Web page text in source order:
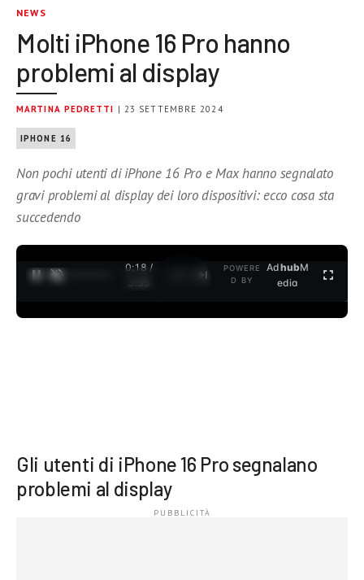
NEWS
Molti iPhone 16 Pro hanno
problemi al display
MARTINA PEDRETTI | 23 SETTEMBRE 2024
IPHONE 16
Non pochi utenti di iPhone 16 Pro e Max hanno segnalato
gravi problemi al display dei loro dispositivi: ecco cosa sta
succedendo
0:19 /
3:35
POWERE
D BY
AdhubM
edia
Gli utenti di iPhone 16 Pro segnalano
problemi al display